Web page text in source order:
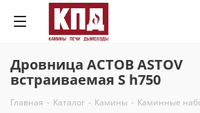
Дровница АСТОВ ASTOV
встраиваемая S h750
Главная - Каталог - Камины - Каминные